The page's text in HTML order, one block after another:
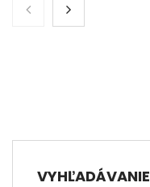
VYHĽADÁVANIE